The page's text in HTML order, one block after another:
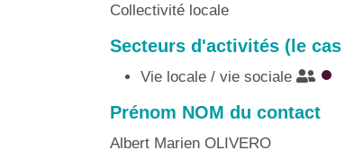
Collectivité locale
Secteurs d'activités (le cas
Vie locale / vie sociale
Prénom NOM du contact
Albert Marien OLIVERO